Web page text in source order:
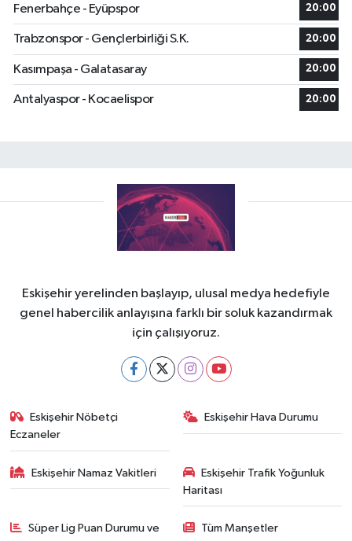
Fenerbahçe - Eyüpspor 20:00
Trabzonspor - Gençlerbirliği S.K. 20:00
Kasımpaşa - Galatasaray 20:00
Antalyaspor - Kocaelispor 20:00
Eskişehir yerelinden başlayıp, ulusal medya hedefiyle
genel habercilik anlayışına farklı bir soluk kazandırmak
için çalışıyoruz.
Eskişehir Nöbetçi
Eczaneler
Eskişehir Hava Durumu
Eskişehir Namaz Vakitleri
Eskişehir Trafik Yoğunluk
Haritası
Süper Lig Puan Durumu ve
Tüm Manşetler